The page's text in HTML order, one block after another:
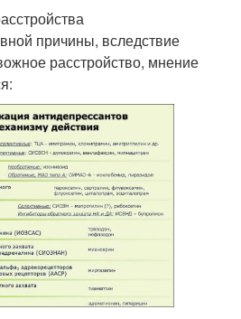
причины, вследствие
расстройство, мнение